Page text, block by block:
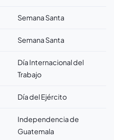
Semana Santa
Semana Santa
Día Internacional del
Trabajo
Día del Ejército
Independencia de
Guatemala